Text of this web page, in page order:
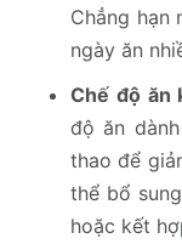
Chẳng hạn
ngày ăn
Chế độ ăn
độ ăn
thao để
thể bổ
hoặc kết